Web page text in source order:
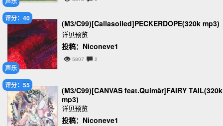
声乐
评分：40
(M3/C99)[Callasoiled]PECKERDOPE(320k mp3)
详见预览
投稿：Niconeve1
5807 2
评分：55
(M3/C99)[CANVAS feat.Quimär]FAIRY TAIL(320k
mp3)
详见预览
投稿：Niconeve1